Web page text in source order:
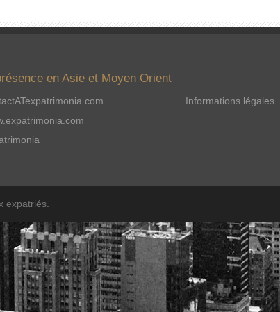
en Asie et Moyen Orient
Informations légales
expatriés.